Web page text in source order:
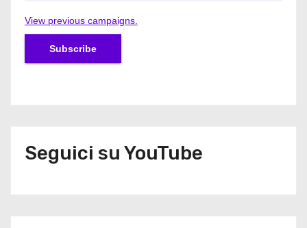
View previous campaigns.
Seguici su YouTube